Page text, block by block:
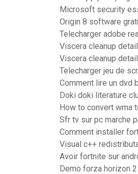
Microsoft security
Origin 8 software
Telecharger adobe
Viscera cleanup
Viscera cleanup
Telecharger jeu de
Comment lire un dvd
Doki doki literature
How to convert wma
Sfr tv sur pc marche
Comment installer
Visual c++
Avoir fortnite sur
Demo forza horizon